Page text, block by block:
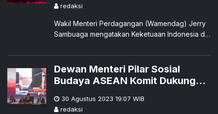
pada bisnis yang dijalankan Sampoerna.
atas inovasi dan penerapan teknologi yang
berkontribusi terhadap pertumbuhan ekonomi
masyarakat luas, khususnya dalam penerapan
digitalisasi sebagai bagian dari program
pemberdayaan UMKM yang ditujukan bagi toko
redaksi
Wakil Menteri Perdagangan (Wamendag) Jerry
Sambuaga mengatakan Keketuaan Indonesia di
sesama anggota dan mitra dialog ASEAN.
Dewan Menteri Pilar Sosial
Budaya ASEAN Komit Dukung
Growth
30 Agustus 2023 19:07 WIB
redaksi